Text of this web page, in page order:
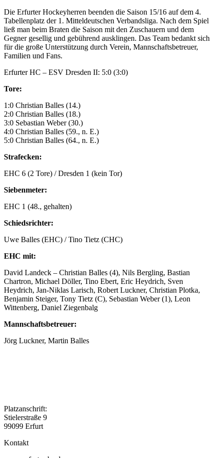
Die Erfurter Hockeyherren beenden die Saison 15/16 auf dem 4.
Tabellenplatz der 1. Mitteldeutschen Verbandsliga. Nach dem Spiel
ließ man beim Braten die Saison mit den Zuschauern und dem
Gegner gesellig und gebührend ausklingen. Das Team bedankt sich
für die große Unterstützung durch Verein, Mannschaftsbetreuer,
Familien und Fans.
Erfurter HC – ESV Dresden II: 5:0 (3:0)
Tore:
1:0 Christian Balles (14.)
2:0 Christian Balles (18.)
3:0 Sebastian Weber (30.)
4:0 Christian Balles (59., n. E.)
5:0 Christian Balles (64., n. E.)
Strafecken:
EHC 6 (2 Tore) / Dresden 1 (kein Tor)
Siebenmeter:
EHC 1 (48., gehalten)
Schiedsrichter:
Uwe Balles (EHC) / Tino Tietz (CHC)
EHC mit:
David Landeck – Christian Balles (4), Nils Bergling, Bastian
Chartron, Michael Döller, Tino Ebert, Eric Heydrich, Sven
Heydrich, Jan-Niklas Larisch, Robert Luckner, Christian Plotka,
Benjamin Steiger, Tony Tietz (C), Sebastian Weber (1), Leon
Wittenberg, Daniel Ziegenbalg
Mannschaftsbetreuer:
Jörg Luckner, Martin Balles
Platzanschrift:
Stielerstraße 9
99099 Erfurt
Kontakt